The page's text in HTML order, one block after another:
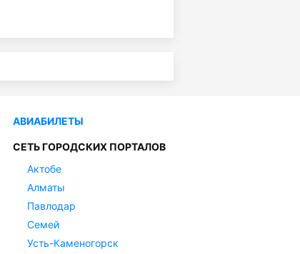
АВИАБИЛЕТЫ
СЕТЬ ГОРОДСКИХ ПОРТАЛОВ
Актобе
Алматы
Павлодар
Семей
Усть-Каменогорск